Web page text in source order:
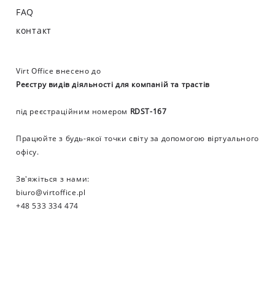
FAQ
контакт
Virt Office внесено до
Реєстру видів діяльності для компаній та трастів
під реєстраційним номером RDST-167
Працюйте з будь-якої точки світу за допомогою віртуального
офісу.
Зв'яжіться з нами:
biuro@virtoffice.pl
+48 533 334 474